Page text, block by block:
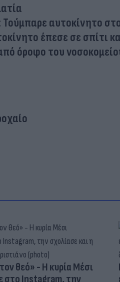
Τούμπαρε αυτοκίνητο
έπεσε σε σπίτι
όροφο του
θεό» - Η κυρία Μέσι
στο Instagram, την